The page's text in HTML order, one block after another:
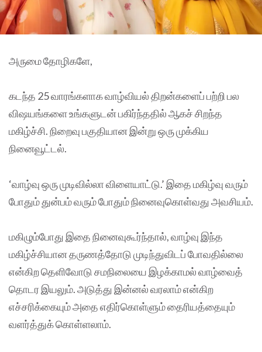
அருமை தோழிகளே,
கடந்த 25 வாரங்களாக வாழ்வியல் திறன்களைப் பற்றி பல
விஷயங்களை உங்களுடன் பகிர்ந்ததில் ஆகச் சிறந்த
மகிழ்ச்சி. நிறைவு பகுதியான இன்று ஒரு முக்கிய
நினைவூட்டல்.
‘வாழ்வு ஒரு முடிவில்லா விளையாட்டு.’ இதை மகிழ்வு வரும்
போதும் துன்பம் வரும் போதும் நினைவுகொள்வது அவசியம்.
மகிழும்போது இதை நினைவுகூர்ந்தால், வாழ்வு இந்த
மகிழ்ச்சியான தருணத்தோடு முடிந்துவிடப் போவதில்லை
என்கிற தெளிவோடு சமநிலையை இழக்காமல் வாழ்வைத்
தொடர இயலும். அடுத்து இன்னல் வரலாம் என்கிற
எச்சரிக்கையும் அதை எதிர்கொள்ளும் தைரியத்தையும்
வளர்த்துக் கொள்ளலாம்.